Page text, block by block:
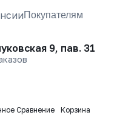
Покупателям
9, пав. 31
Сравнение Корзина